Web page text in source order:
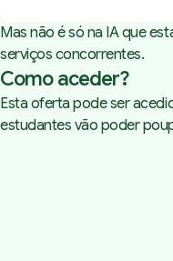
Mas não é só na IA que
serviços concorrentes.
Como aceder?
Esta oferta pode ser
estudantes vão poder